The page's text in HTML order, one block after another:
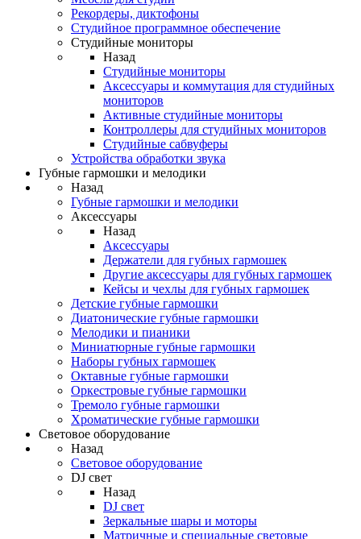
Рекордеры, диктофоны
Студийное программное обеспечение
Студийные мониторы
Назад
Студийные мониторы
Аксессуары и коммутация для студийных
мониторов
Активные студийные мониторы
Контроллеры для студийных мониторов
Студийные сабвуферы
Устройства обработки звука
Губные гармошки и мелодики
Назад
Губные гармошки и мелодики
Аксессуары
Назад
Аксессуары
Держатели для губных гармошек
Другие аксессуары для губных гармошек
Кейсы и чехлы для губных гармошек
Детские губные гармошки
Диатонические губные гармошки
Мелодики и пианики
Миниатюрные губные гармошки
Наборы губных гармошек
Октавные губные гармошки
Оркестровые губные гармошки
Тремоло губные гармошки
Хроматические губные гармошки
Световое оборудование
Назад
Световое оборудование
DJ свет
Назад
DJ свет
Зеркальные шары и моторы
Матричные и специальные световые